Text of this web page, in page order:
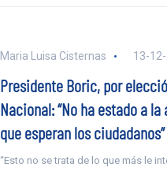
Maria Luisa Cisternas 13-
Presidente Boric, por
Nacional: “No ha estado a
que esperan los ciudadanos”
“Esto no se trata de lo que más le